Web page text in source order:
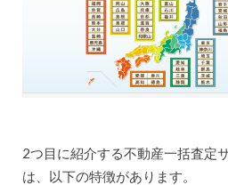
2つ目に紹介する不動産一括査定
は、以下の特徴があります。